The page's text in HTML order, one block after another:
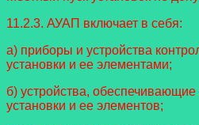
11.2.3. АУАП включает в себя:
а) приборы и устройства
установки и ее элементами;
б) устройства, обеспечивающие
установки и ее элементов;